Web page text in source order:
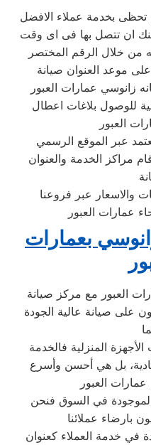
تحظى بخدمة عملاء الافضل
ان تتصل بها فى اى وقت
من خلال الرقم المختصر
على موعد العنوان صيانة
زانوسي عمارات العبور
للوصول بلاغات اعطال
العبور
عبر الموقع الرسمي
مراكز الخدمة والعنوان
والاسعار عبر فروعنا
عمارات العبور
بعمارات
العبور مع مركز صيانة
على صيانة عالية الجودة
المنزلية فالخدمة
بل هي أحسن وأسرع
العبور
في السوق فنحن
بارضاء عملائنا
في خدمة العملاء كعنوان